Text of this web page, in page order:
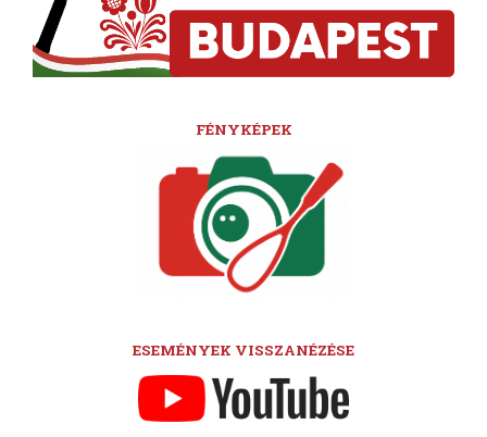
FÉNYKÉPEK
ESEMÉNYEK VISSZANÉZÉSE